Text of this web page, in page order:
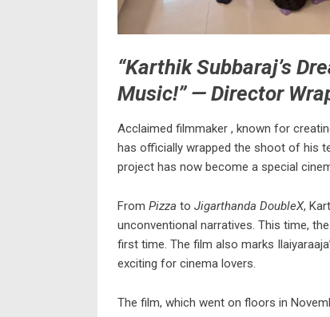
“Karthik Subbaraj’s
Music!” — Director
Acclaimed filmmaker , known for
has officially wrapped the shoot of his
project has now become a special
From Pizza to Jigarthanda DoubleX,
unconventional narratives. This time,
first time. The film also marks
exciting for cinema lovers.
The film, which went on floors in